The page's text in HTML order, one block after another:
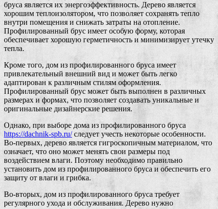
бруса является их энергоэффективность. Дерево является
хорошим теплоизолятором, что позволяет сохранять тепло
внутри помещения и снижать затраты на отопление.
Профилированный брус имеет особую форму, которая
обеспечивает хорошую герметичность и минимизирует утечку
тепла.
Кроме того, дом из профилированного бруса имеет
привлекательный внешний вид и может быть легко
адаптирован к различным стилям оформления.
Профилированный брус может быть выполнен в различных
размерах и формах, что позволяет создавать уникальные и
оригинальные дизайнерские решения.
Однако, при выборе дома из профилированного бруса
https://dachnik-spb.ru/следует учесть некоторые особенности.
Во-первых, дерево является гигроскопичным материалом, что
означает, что оно может менять свои размеры под
воздействием влаги. Поэтому необходимо правильно
установить дом из профилированного бруса и обеспечить его
защиту от влаги и грибка.
Во-вторых, дом из профилированного бруса требует
регулярного ухода и обслуживания. Дерево нужно